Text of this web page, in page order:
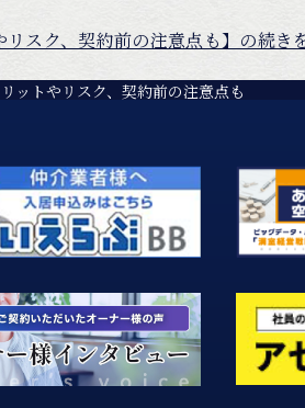
リスク、契約前の注意点も】の続き
ットやリスク、契約前の注意点も